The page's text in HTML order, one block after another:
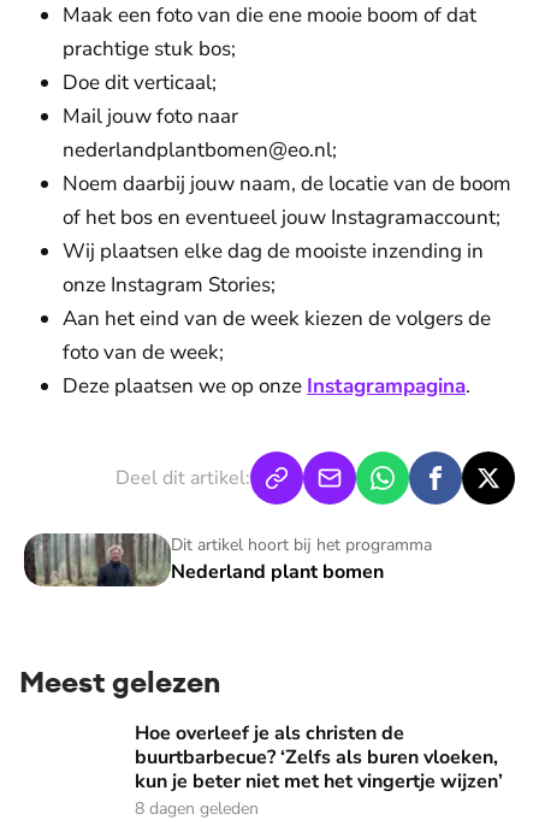
Maak een foto van die ene mooie boom of dat
prachtige stuk bos;
Doe dit verticaal;
Mail jouw foto naar
nederlandplantbomen@eo.nl;
Noem daarbij jouw naam, de locatie van de boom
of het bos en eventueel jouw Instagramaccount;
Wij plaatsen elke dag de mooiste inzending in
onze Instagram Stories;
Aan het eind van de week kiezen de volgers de
foto van de week;
Deze plaatsen we op onze Instagrampagina.
Deel dit artikel:
Dit artikel hoort bij het programma
Nederland plant bomen
Nederland plant bomen
Meest gelezen
Hoe overleef je als christen de buurtbarbecue? ‘Zelfs als
Hoe overleef je als christen de
buurtbarbecue? ‘Zelfs als buren vloeken,
kun je beter niet met het vingertje wijzen’
8 dagen geleden